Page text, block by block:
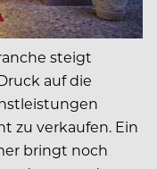
steigt
auf die
zu verkaufen. Ein
bringt noch